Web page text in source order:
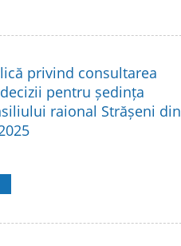
privind consultarea
pentru ședința
raional Strășeni din